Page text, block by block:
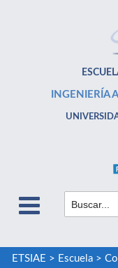
INGENIERÍA
ETSIAE > Escuela>